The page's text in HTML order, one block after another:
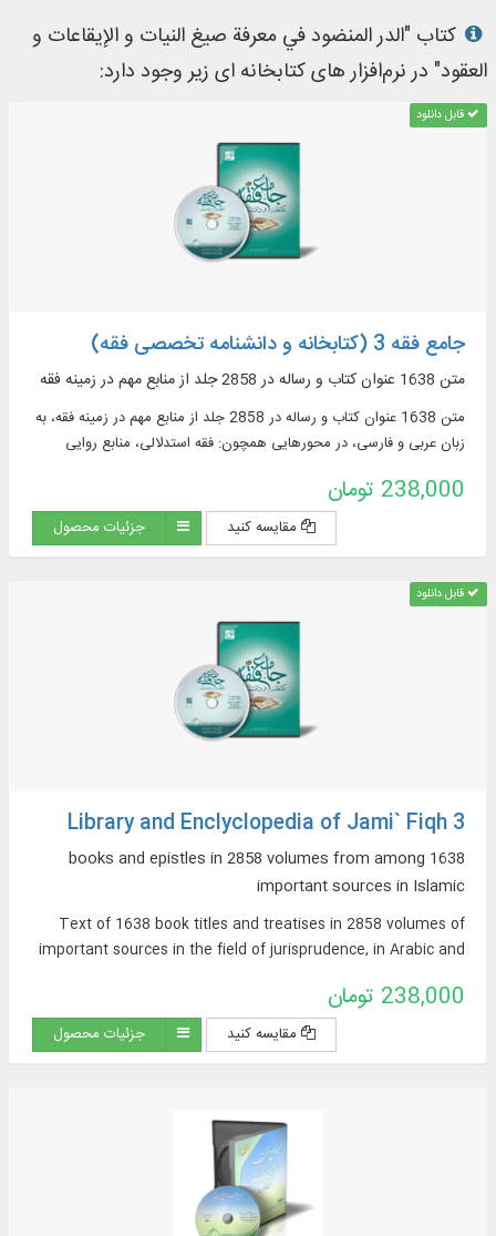
کتاب "الدر المنضود في معرفة صیغ النیات و الإیقاعات و
العقود" در نرم‌افزار های کتابخانه ای زیر وجود دارد:
قابل دانلود
جامع فقه 3 (کتابخانه و دانشنامه تخصصی فقه)
متن 1638 عنوان کتاب و رساله در 2858 جلد از منابع مهم در زمينه فقه
متن 1638 عنوان کتاب و رساله در 2858 جلد از منابع مهم در زمينه فقه، به
زبان عربی و فارسی، در محورهایی همچون: فقه استدلالی، منابع روایی
مستحدثه، فقه مقارن ...
238,000 تومان
مقایسه کنید جزئیات محصول
قابل دانلود
Library and Enclyclopedia of Jami` Fiqh 3
1638 books and epistles in 2858 volumes from among
important sources in Islamic
Text of 1638 book titles and treatises in 2858 volumes of
important sources in the field of jurisprudence, in Arabic and
narrative sources of jurisprudence, supplications and
pilgrimages, practical inquiries and treatises, Hajj rituals and
newly introduced issues, contemporary jurisprudence...
238,000 تومان
مقایسه کنید جزئیات محصول